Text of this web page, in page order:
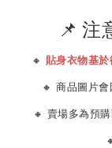
📌 注
🔸 貼身衣物基
🔸 商品圖片
🔸 賣場多為預